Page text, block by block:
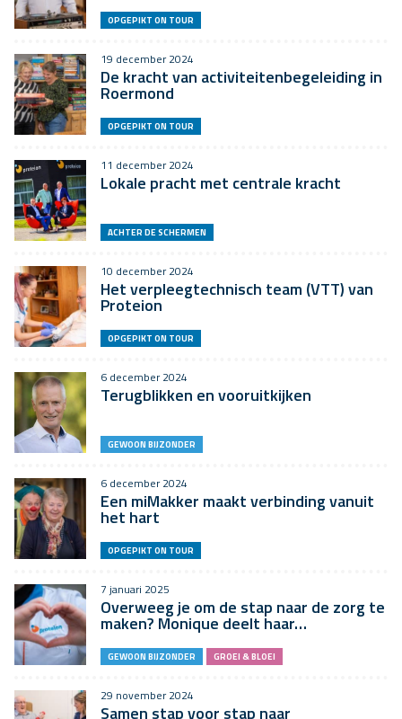
OPGEPIKT ON TOUR
19 december 2024
De kracht van activiteitenbegeleiding in
Roermond
OPGEPIKT ON TOUR
11 december 2024
Lokale pracht met centrale kracht
ACHTER DE SCHERMEN
10 december 2024
Het verpleegtechnisch team (VTT) van
Proteion
OPGEPIKT ON TOUR
6 december 2024
Terugblikken en vooruitkijken
GEWOON BIJZONDER
6 december 2024
Een miMakker maakt verbinding vanuit
het hart
OPGEPIKT ON TOUR
7 januari 2025
Overweeg je om de stap naar de zorg te
maken? Monique deelt haar…
GEWOON BIJZONDER GROEI & BLOEI
29 november 2024
Samen stap voor stap naar